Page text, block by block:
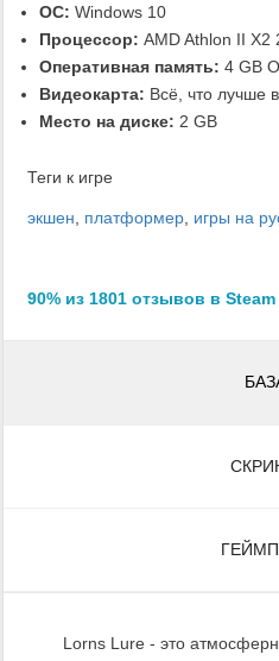
ОС: Windows 10
Процессор: AMD Athlon II X2
Оперативная память: 4 GB
Видеокарта: Всё, что лучше
Место на диске: 2 GB
Теги к игре
экшен платформер игры на
90% из 1801 отзывов в
Lorns Lure - это